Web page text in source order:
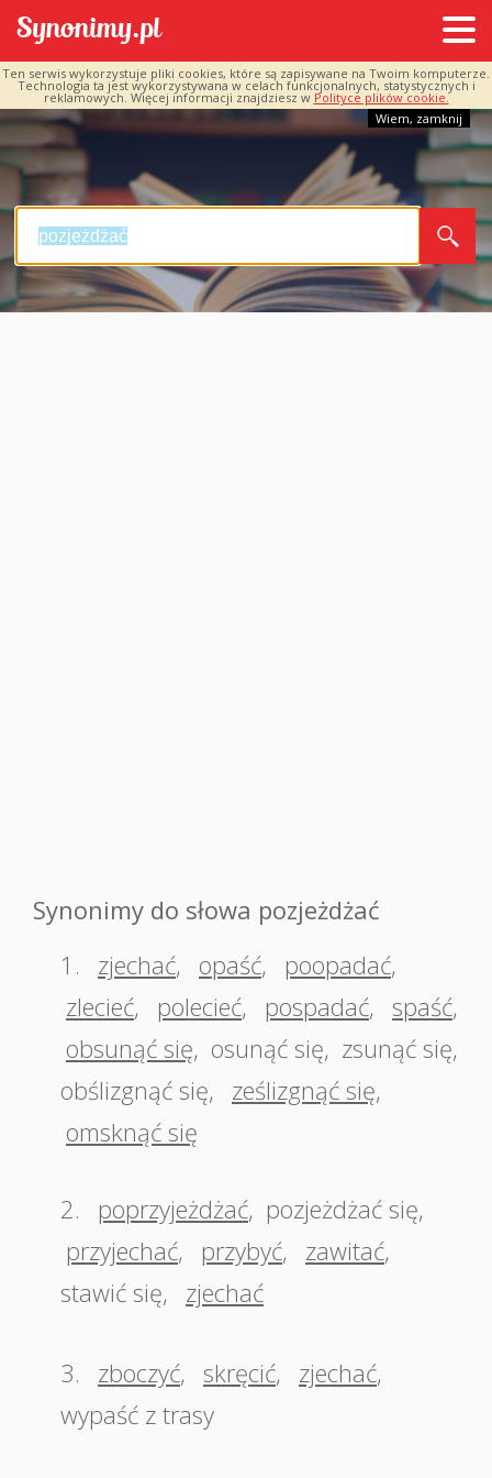
Ten serwis wykorzystuje pliki cookies, które są zapisywane na Twoim komputerze.
Technologia ta jest wykorzystywana w celach funkcjonalnych, statystycznych i
reklamowych. Więcej informacji znajdziesz w Polityce plików cookie.
Wiem, zamknij
Synonimy do słowa pozjeżdżać
1.
zjechać, opaść, poopadać,
zlecieć, polecieć, pospadać, spaść,
obsunąć się, osunąć się, zsunąć się,
obślizgnąć się, ześlizgnąć się,
omsknąć się
2. poprzyjeżdżać, pozjeżdżać się,
przyjechać, przybyć, zawitać,
stawić się, zjechać
3. zboczyć, skręcić, zjechać,
wypaść z trasy